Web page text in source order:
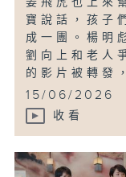
寶說話，孩子
成一團。楊明
劉向上和老人
的影片被轉發
15/06/2026
收看